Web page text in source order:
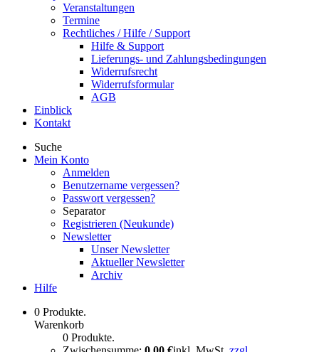
Veranstaltungen
Termine
Rechtliches / Hilfe / Support
Hilfe & Support
Lieferungs- und Zahlungsbedingungen
Widerrufsrecht
Widerrufsformular
AGB
Einblick
Kontakt
Suche
Mein Konto
Anmelden
Benutzername vergessen?
Passwort vergessen?
Separator
Registrieren (Neukunde)
Newsletter
Unser Newsletter
Aktueller Newsletter
Archiv
Hilfe
0 Produkte.
Warenkorb
0 Produkte.